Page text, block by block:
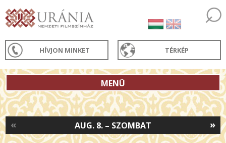
HÍVJON MINKET TÉRKÉP
MENÜ
»
AUG. 8. – SZOMBAT
«